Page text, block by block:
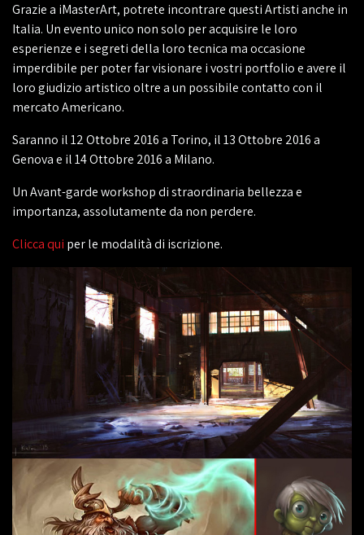
Grazie a iMasterArt, potrete incontrare questi Artisti anche in
Italia. Un evento unico non solo per acquisire le loro
esperienze e i segreti della loro tecnica ma occasione
imperdibile per poter far visionare i vostri portfolio e avere il
loro giudizio artistico oltre a un possibile contatto con il
mercato Americano.
Saranno il 12 Ottobre 2016 a Torino, il 13 Ottobre 2016 a
Genova e il 14 Ottobre 2016 a Milano.
Un Avant-garde workshop di straordinaria bellezza e
importanza, assolutamente da non perdere.
Clicca qui per le modalità di iscrizione.